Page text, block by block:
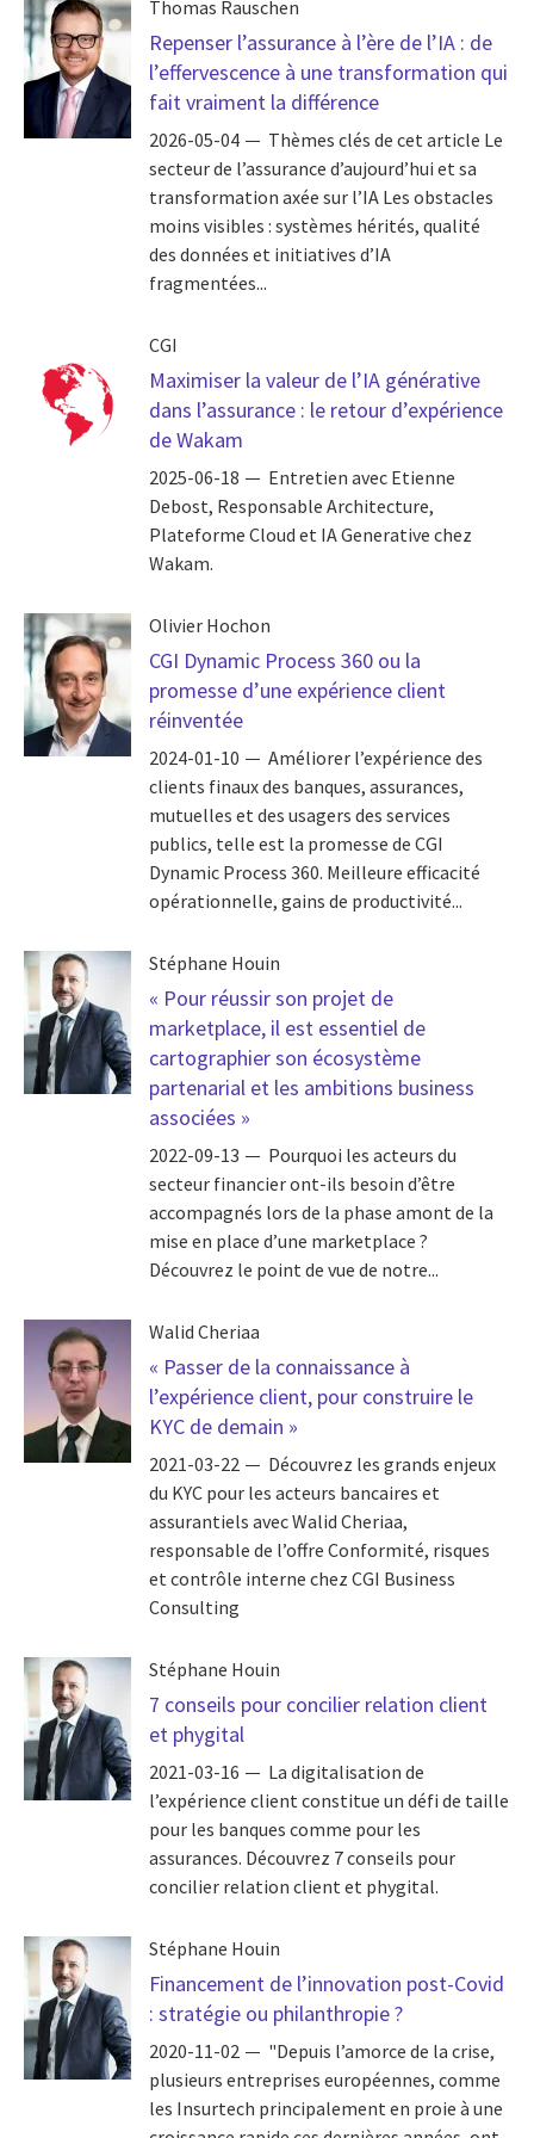
Thomas Rauschen
Repenser l’assurance à l’ère de l’IA : de
l’effervescence à une transformation qui
fait vraiment la différence
2026-05-04
Thèmes clés de cet article Le
secteur de l’assurance d’aujourd’hui et sa
transformation axée sur l’IA Les obstacles
moins visibles : systèmes hérités, qualité
des données et initiatives d’IA
fragmentées...
CGI
Maximiser la valeur de l’IA générative
dans l’assurance : le retour d’expérience
de Wakam
2025-06-18
Entretien avec Etienne
Debost, Responsable Architecture,
Plateforme Cloud et IA Generative chez
Wakam.
Olivier Hochon
CGI Dynamic Process 360 ou la
promesse d’une expérience client
réinventée
2024-01-10
Améliorer l’expérience des
clients finaux des banques, assurances,
mutuelles et des usagers des services
publics, telle est la promesse de CGI
Dynamic Process 360. Meilleure efficacité
opérationnelle, gains de productivité...
Stéphane Houin
« Pour réussir son projet de
marketplace, il est essentiel de
cartographier son écosystème
partenarial et les ambitions business
associées »
2022-09-13
Pourquoi les acteurs du
secteur financier ont-ils besoin d’être
accompagnés lors de la phase amont de la
mise en place d’une marketplace ?
Découvrez le point de vue de notre...
Walid Cheriaa
« Passer de la connaissance à
l’expérience client, pour construire le
KYC de demain »
2021-03-22
Découvrez les grands enjeux
du KYC pour les acteurs bancaires et
assurantiels avec Walid Cheriaa,
responsable de l’offre Conformité, risques
et contrôle interne chez CGI Business
Consulting
Stéphane Houin
7 conseils pour concilier relation client
et phygital
2021-03-16
La digitalisation de
l’expérience client constitue un défi de taille
pour les banques comme pour les
assurances. Découvrez 7 conseils pour
concilier relation client et phygital.
Stéphane Houin
Financement de l’innovation post-Covid
: stratégie ou philanthropie ?
2020-11-02
"Depuis l’amorce de la crise,
plusieurs entreprises européennes, comme
les Insurtech principalement en proie à une